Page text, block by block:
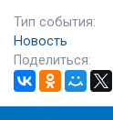
Тип события:
Новость
Поделиться: